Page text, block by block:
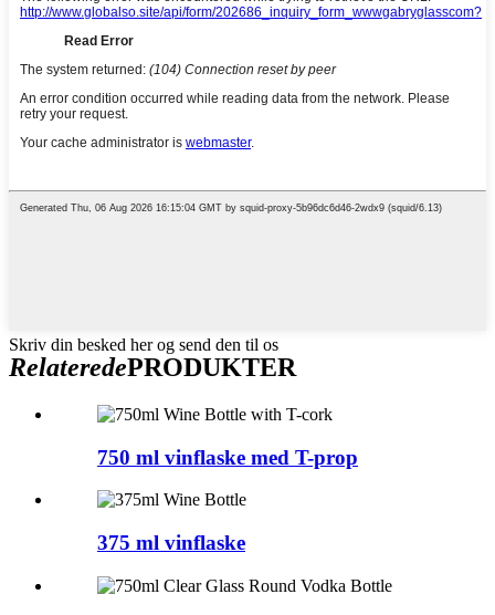
Skriv din besked her og send den til os
RelateredePRODUKTER
750 ml vinflaske med T-prop
375 ml vinflaske